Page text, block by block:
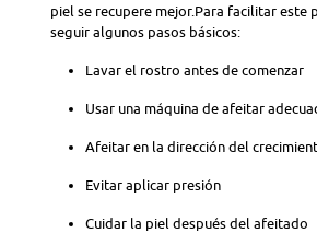
piel se recupere mejor.Para facilitar este
seguir algunos pasos básicos:
Lavar el rostro antes de comenzar
Usar una máquina de afeitar
Afeitar en la dirección del
Evitar aplicar presión
Cuidar la piel después del afeitado